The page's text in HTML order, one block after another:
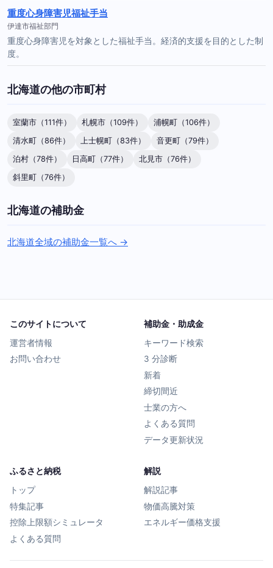
重度心身障害児福祉手当
伊達市福祉部門
重度心身障害児を対象とした福祉手当。経済的支援を目的とした制
度。
北海道の他の市町村
室蘭市（111件） 札幌市（109件）
浦幌町（106件）
清水町（86件）
上士幌町（83件）
音更町（79件）
泊村（78件）
日高町（77件）
北見市（76件）
斜里町（76件）
北海道の補助金
北海道全域の補助金一覧へ →
このサイトについて
運営者情報
お問い合わせ
補助金・助成金
キーワード検索
3 分診断
新着
締切間近
士業の方へ
よくある質問
データ更新状況
ふるさと納税
トップ
特集記事
控除上限額シミュレータ
よくある質問
解説
解説記事
物価高騰対策
エネルギー価格支援